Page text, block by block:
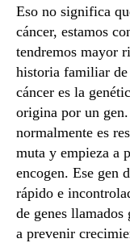
Eso no significa
cáncer, estamos
tendremos mayor
historia familiar de
cáncer es la
origina por un
normalmente es
muta y empieza a
encogen. Ese gen
rápido e
de genes llamados
a prevenir